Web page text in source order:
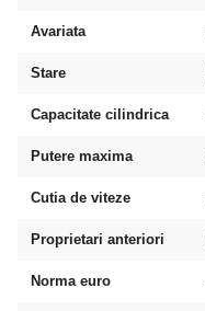
Avariata
Stare
Capacitate cilindrica
Putere maxima
Cutia de viteze
Proprietari anteriori
Norma euro